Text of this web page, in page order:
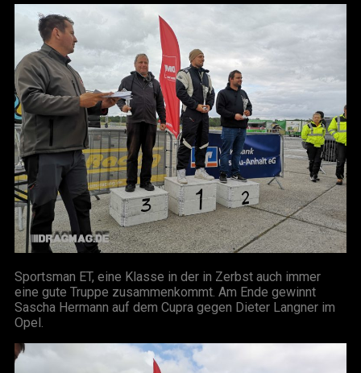
Sportsman ET, eine Klasse in der in Zerbst auch immer
eine gute Truppe zusammenkommt. Am Ende gewinnt
Sascha Hermann auf dem Cupra gegen Dieter Langner im
Opel.